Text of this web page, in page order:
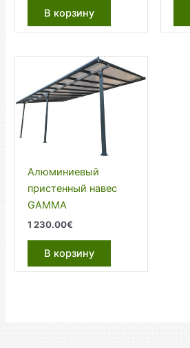
В корзину
Алюминиевый
пристенный навес
GAMMA
1 230.00€
В корзину